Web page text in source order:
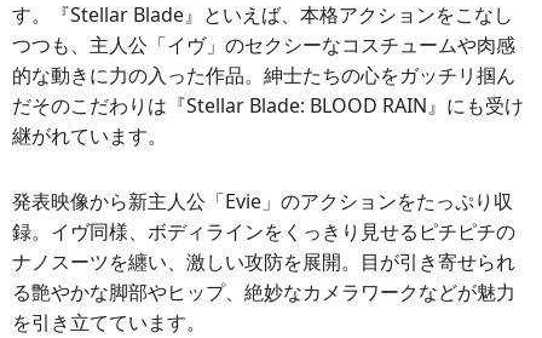
す。『Stellar Blade』といえば、本格アクションをこなし
つつも、主人公「イヴ」のセクシーなコスチュームや肉感
的な動きに力の入った作品。紳士たちの心をガッチリ掴ん
だそのこだわりは『Stellar Blade: BLOOD RAIN』にも受け
継がれています。
発表映像から新主人公「Evie」のアクションをたっぷり収
録。イヴ同様、ボディラインをくっきり見せるピチピチの
ナノスーツを纏い、激しい攻防を展開。目が引き寄せられ
る艶やかな脚部やヒップ、絶妙なカメラワークなどが魅力
を引き立てています。